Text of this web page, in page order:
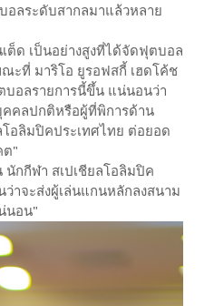
อลระดับสากลมาแล้วหลาย
ต็ด เป็นอย่างสูงที่ได้จัดฟุตบอล
ะที่ มาริโอ ยูรอฟสกี้ เฮดโค้ช
บอลรายการนี้ขึ้น แน่นอนว่า
คคลปกติหรือผู้ที่พิการด้าน
อลิมปิคประเทศไทย ต่อยอด
ต"
กกีฬา สเปเชียลโอลิมปิค
าจะส่งผู้เล่นแกนหลักลงสนาม
นอน"